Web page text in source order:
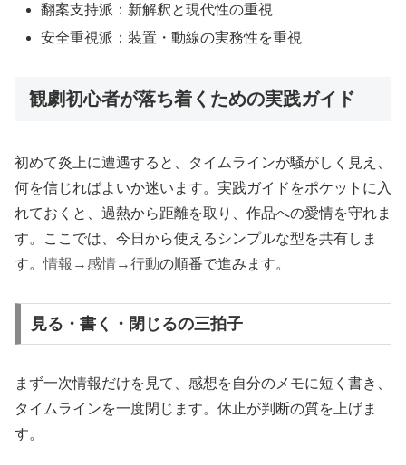
翻案支持派：新解釈と現代性の重視
安全重視派：装置・動線の実務性を重視
観劇初心者が落ち着くための実践ガイド
初めて炎上に遭遇すると、タイムラインが騒がしく見え、
何を信じればよいか迷います。実践ガイドをポケットに入
れておくと、過熱から距離を取り、作品への愛情を守れま
す。ここでは、今日から使えるシンプルな型を共有しま
す。情報→感情→行動の順番で進みます。
見る・書く・閉じるの三拍子
まず一次情報だけを見て、感想を自分のメモに短く書き、
タイムラインを一度閉じます。休止が判断の質を上げま
す。